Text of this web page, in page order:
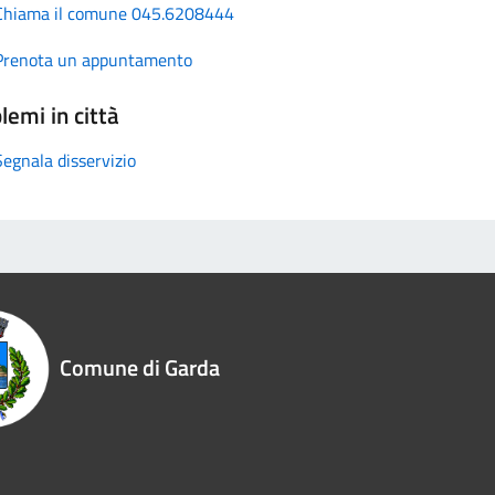
il comune 045.6208444
un appuntamento
in città
disservizio
Comune di Garda